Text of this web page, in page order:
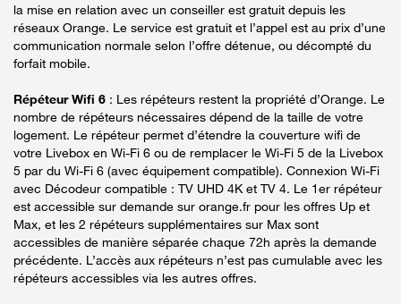
la mise en relation avec un conseiller est gratuit depuis les
réseaux Orange. Le service est gratuit et l’appel est au prix d’une
communication normale selon l’offre détenue, ou décompté du
forfait mobile.
Répéteur Wifi 6 : Les répéteurs restent la propriété d’Orange. Le
nombre de répéteurs nécessaires dépend de la taille de votre
logement. Le répéteur permet d’étendre la couverture wifi de
votre Livebox en Wi-Fi 6 ou de remplacer le Wi-Fi 5 de la Livebox
5 par du Wi-Fi 6 (avec équipement compatible). Connexion Wi-Fi
avec Décodeur compatible : TV UHD 4K et TV 4. Le 1er répéteur
est accessible sur demande sur orange.fr pour les offres Up et
Max, et les 2 répéteurs supplémentaires sur Max sont
accessibles de manière séparée chaque 72h après la demande
précédente. L’accès aux répéteurs n’est pas cumulable avec les
répéteurs accessibles via les autres offres.